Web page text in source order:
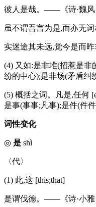
彼人是哉。——《诗·魏风·
虽不谓吾言为是,而亦无
实迷途其未远,觉今是而
(4) 又如:是非堆(招惹是非
纷的中心);是非场(矛盾纠
(5) 概括之词。凡是,任何
是事(事事;凡事);是件(件
词性变化
◎ 是 shì
〈代〉
(1) 此,这 [this;that]
是谓伐德。——《诗·小雅·